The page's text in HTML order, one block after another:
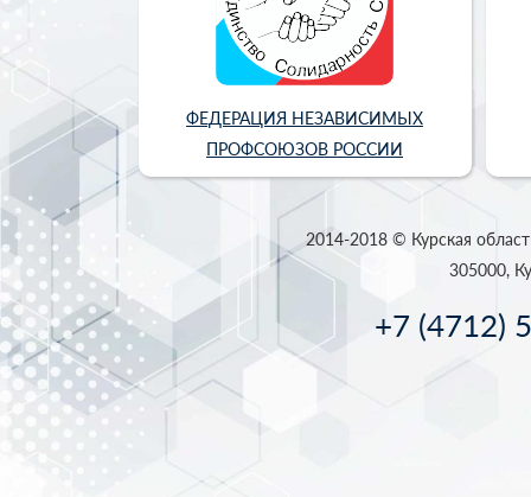
ФЕДЕРАЦИЯ НЕЗАВИСИМЫХ
ПРОФСОЮЗОВ РОССИИ
2014-2018 © Курская
305000,
+7 (4712)